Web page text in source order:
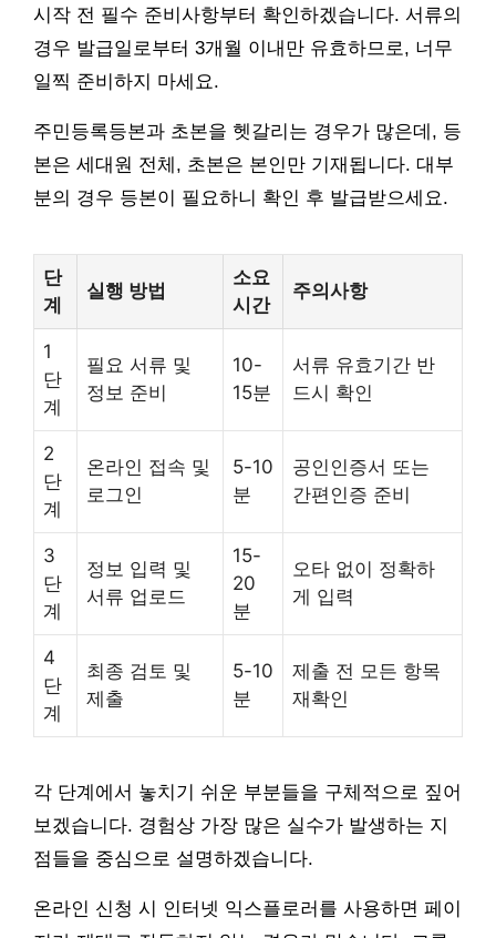
시작 전 필수 준비사항부터 확인하겠습니다. 서류의
경우 발급일로부터 3개월 이내만 유효하므로, 너무
일찍 준비하지 마세요.
주민등록등본과 초본을 헷갈리는 경우가 많은데, 등
본은 세대원 전체, 초본은 본인만 기재됩니다. 대부
분의 경우 등본이 필요하니 확인 후 발급받으세요.
단
계
실행 방법
소요
시간
주의사항
1
단
계
필요 서류 및
정보 준비
10-
15분
서류 유효기간 반
드시 확인
2
단
계
온라인 접속 및
로그인
5-10
분
공인인증서 또는
간편인증 준비
3
단
계
정보 입력 및
서류 업로드
15-
20
분
오타 없이 정확하
게 입력
4
단
계
최종 검토 및
제출
5-10
분
제출 전 모든 항목
재확인
각 단계에서 놓치기 쉬운 부분들을 구체적으로 짚어
보겠습니다. 경험상 가장 많은 실수가 발생하는 지
점들을 중심으로 설명하겠습니다.
온라인 신청 시 인터넷 익스플로러를 사용하면 페이